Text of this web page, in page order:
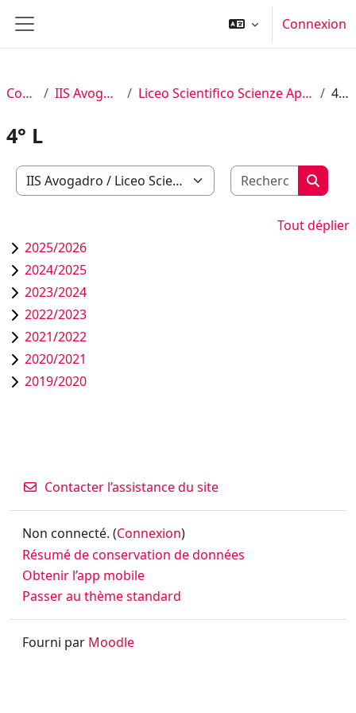
Panneau latéral
Connexion
Cours IIS Avogadro Liceo Scientifico Scienze Applicate 4° L
4° L
Catégories de cours
Tout déplier
2025/2026
2024/2025
2023/2024
2022/2023
2021/2022
2020/2021
2019/2020
Contacter l’assistance du site
Non connecté. (Connexion)
Résumé de conservation de données
Obtenir l’app mobile
Passer au thème standard
Fourni par Moodle